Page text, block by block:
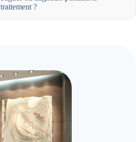
traitement ?